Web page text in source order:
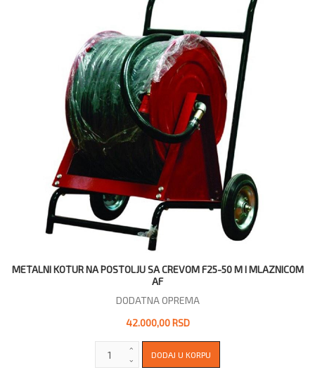
METALNI KOTUR NA POSTOLJU SA CREVOM F25-50 M I MLAZNICOM
AF
DODATNA OPREMA
42.000,00 RSD